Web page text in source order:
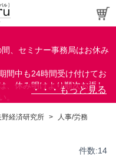
、セミナー事務局はお休み
間中も24時間受け付けてお
、休み明けより順次お返し
。
経済研究所 > 人事/労務
件数:14